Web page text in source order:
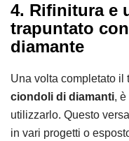
4. Rifinitura e
trapuntato
diamante
Una volta completato il
ciondoli di diamanti,
utilizzarlo. Questo
in vari progetti o